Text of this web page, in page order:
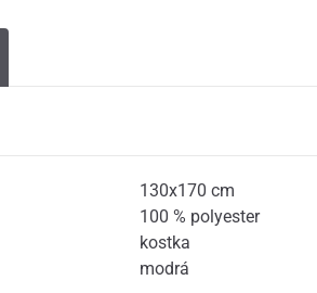
130x170 cm
100 % polyester
kostka
modrá